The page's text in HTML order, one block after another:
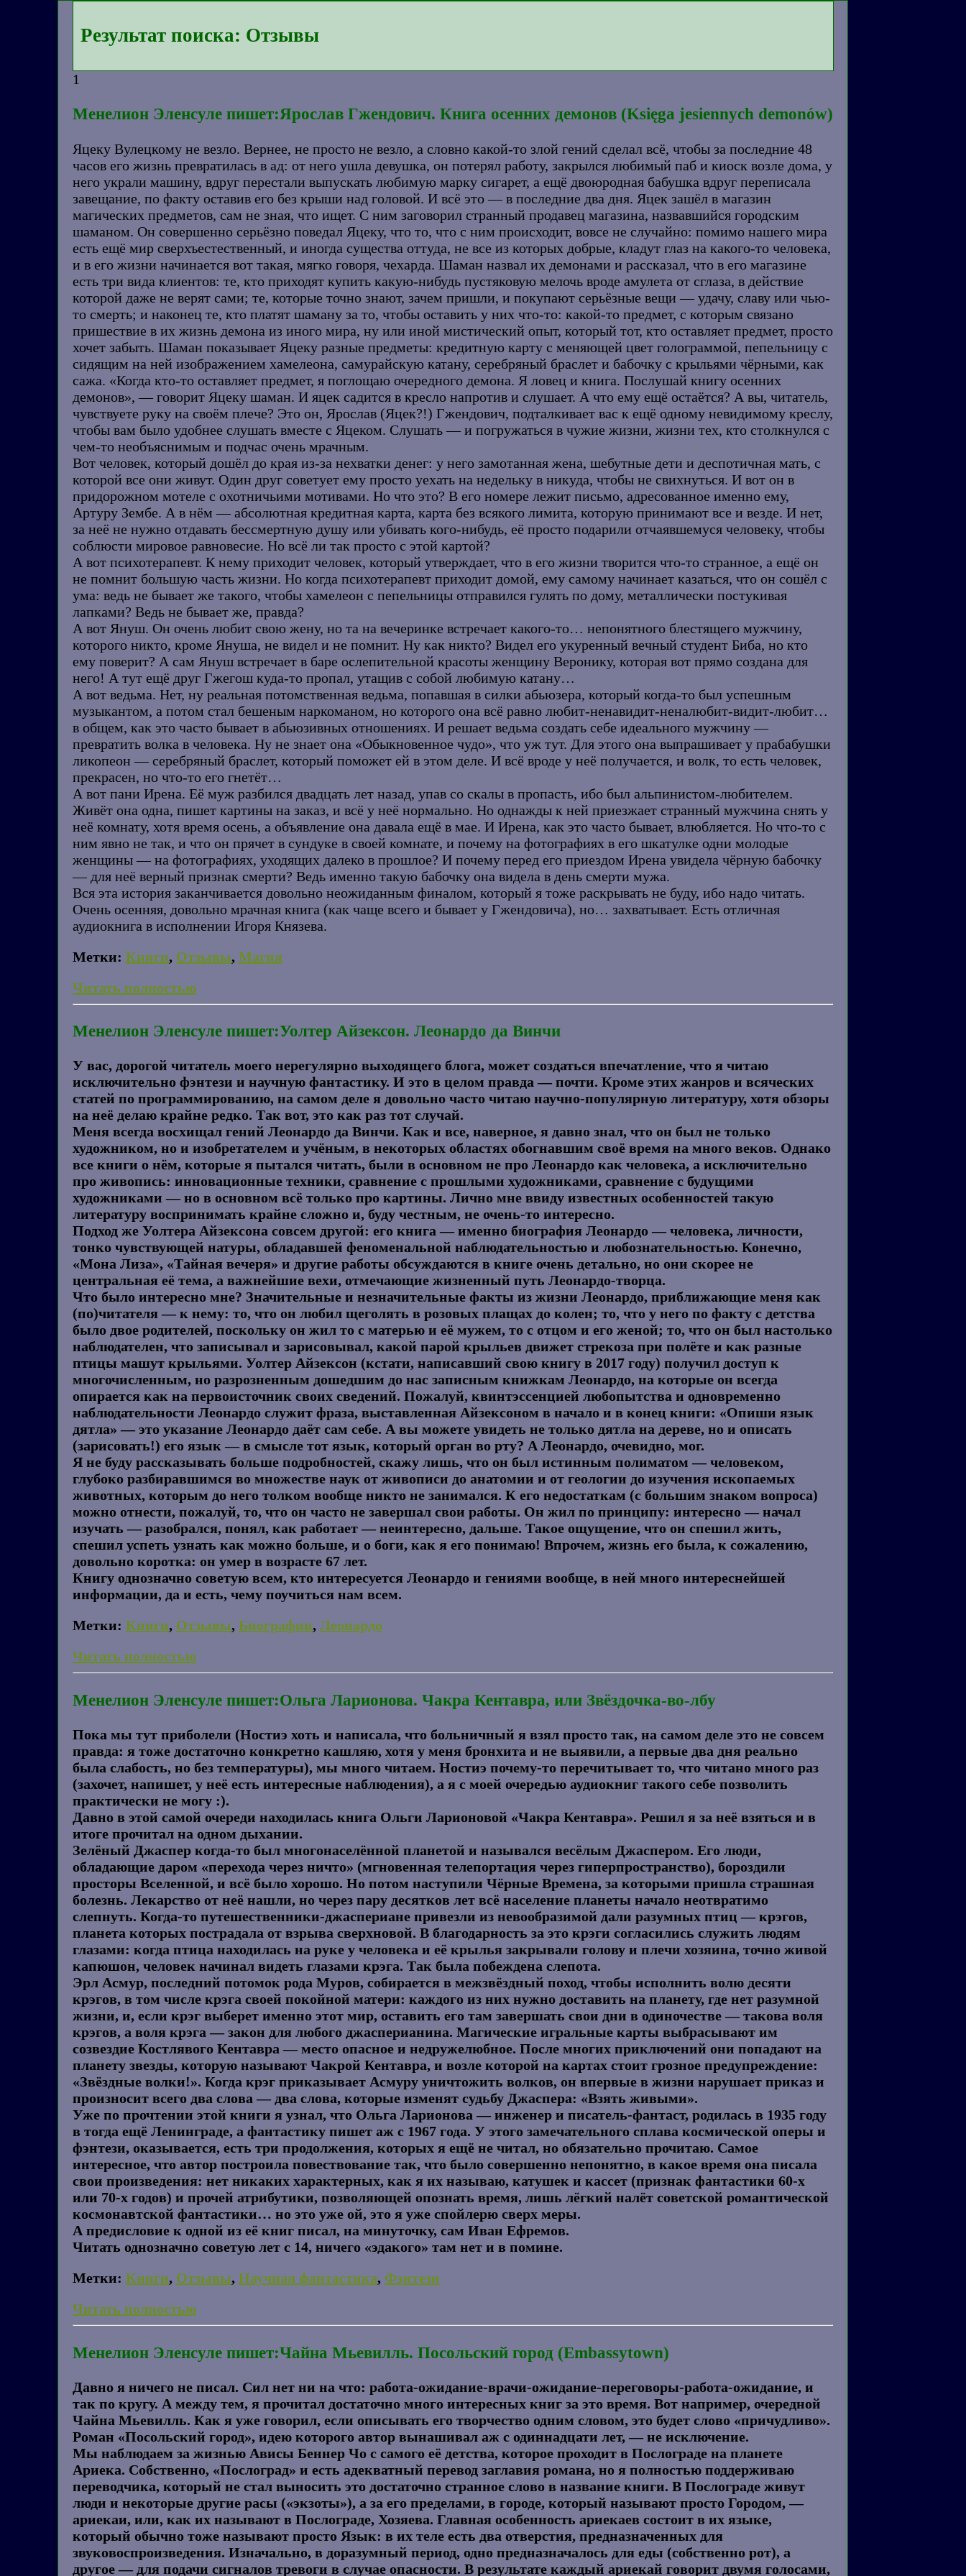
Результат поиска: Отзывы
1
Менелион Эленсуле пишет:Ярослав Гжендович. Книга осенних демонов (Księga jesiennych demonów)
Яцеку Вулецкому не везло. Вернее, не просто не везло, а словно какой-то злой гений сделал всё, чтобы за последние 48
часов его жизнь превратилась в ад: от него ушла девушка, он потерял работу, закрылся любимый паб и киоск возле дома, у
него украли машину, вдруг перестали выпускать любимую марку сигарет, а ещё двоюродная бабушка вдруг переписала
завещание, по факту оставив его без крыши над головой. И всё это — в последние два дня. Яцек зашёл в магазин
магических предметов, сам не зная, что ищет. С ним заговорил странный продавец магазина, назвавшийся городским
шаманом. Он совершенно серьёзно поведал Яцеку, что то, что с ним происходит, вовсе не случайно: помимо нашего мира
есть ещё мир сверхъестественный, и иногда существа оттуда, не все из которых добрые, кладут глаз на какого-то человека,
и в его жизни начинается вот такая, мягко говоря, чехарда. Шаман назвал их демонами и рассказал, что в его магазине
есть три вида клиентов: те, кто приходят купить какую-нибудь пустяковую мелочь вроде амулета от сглаза, в действие
которой даже не верят сами; те, которые точно знают, зачем пришли, и покупают серьёзные вещи — удачу, славу или чью-
то смерть; и наконец те, кто платят шаману за то, чтобы оставить у них что-то: какой-то предмет, с которым связано
пришествие в их жизнь демона из иного мира, ну или иной мистический опыт, который тот, кто оставляет предмет, просто
хочет забыть. Шаман показывает Яцеку разные предметы: кредитную карту с меняющей цвет голограммой, пепельницу с
сидящим на ней изображением хамелеона, самурайскую катану, серебряный браслет и бабочку с крыльями чёрными, как
сажа. «Когда кто-то оставляет предмет, я поглощаю очередного демона. Я ловец и книга. Послушай книгу осенних
демонов», — говорит Яцеку шаман. И яцек садится в кресло напротив и слушает. А что ему ещё остаётся? А вы, читатель,
чувствуете руку на своём плече? Это он, Ярослав (Яцек?!) Гжендович, подталкивает вас к ещё одному невидимому креслу,
чтобы вам было удобнее слушать вместе с Яцеком. Слушать — и погружаться в чужие жизни, жизни тех, кто столкнулся с
чем-то необъяснимым и подчас очень мрачным.
Вот человек, который дошёл до края из-за нехватки денег: у него замотанная жена, шебутные дети и деспотичная мать, с
которой все они живут. Один друг советует ему просто уехать на недельку в никуда, чтобы не свихнуться. И вот он в
придорожном мотеле с охотничьими мотивами. Но что это? В его номере лежит письмо, адресованное именно ему,
Артуру Зембе. А в нём — абсолютная кредитная карта, карта без всякого лимита, которую принимают все и везде. И нет,
за неё не нужно отдавать бессмертную душу или убивать кого-нибудь, её просто подарили отчаявшемуся человеку, чтобы
соблюсти мировое равновесие. Но всё ли так просто с этой картой?
А вот психотерапевт. К нему приходит человек, который утверждает, что в его жизни творится что-то странное, а ещё он
не помнит большую часть жизни. Но когда психотерапевт приходит домой, ему самому начинает казаться, что он сошёл с
ума: ведь не бывает же такого, чтобы хамелеон с пепельницы отправился гулять по дому, металлически постукивая
лапками? Ведь не бывает же, правда?
А вот Януш. Он очень любит свою жену, но та на вечеринке встречает какого-то… непонятного блестящего мужчину,
которого никто, кроме Януша, не видел и не помнит. Ну как никто? Видел его укуренный вечный студент Биба, но кто
ему поверит? А сам Януш встречает в баре ослепительной красоты женщину Веронику, которая вот прямо создана для
него! А тут ещё друг Гжегош куда-то пропал, утащив с собой любимую катану…
А вот ведьма. Нет, ну реальная потомственная ведьма, попавшая в силки абьюзера, который когда-то был успешным
музыкантом, а потом стал бешеным наркоманом, но которого она всё равно любит-ненавидит-неналюбит-видит-любит…
в общем, как это часто бывает в абьюзивных отношениях. И решает ведьма создать себе идеального мужчину —
превратить волка в человека. Ну не знает она «Обыкновенное чудо», что уж тут. Для этого она выпрашивает у прабабушки
ликопеон — серебряный браслет, который поможет ей в этом деле. И всё вроде у неё получается, и волк, то есть человек,
прекрасен, но что-то его гнетёт…
А вот пани Ирена. Её муж разбился двадцать лет назад, упав со скалы в пропасть, ибо был альпинистом-любителем.
Живёт она одна, пишет картины на заказ, и всё у неё нормально. Но однажды к ней приезжает странный мужчина снять у
неё комнату, хотя время осень, а объявление она давала ещё в мае. И Ирена, как это часто бывает, влюбляется. Но что-то с
ним явно не так, и что он прячет в сундуке в своей комнате, и почему на фотографиях в его шкатулке одни молодые
женщины — на фотографиях, уходящих далеко в прошлое? И почему перед его приездом Ирена увидела чёрную бабочку
— для неё верный признак смерти? Ведь именно такую бабочку она видела в день смерти мужа.
Вся эта история заканчивается довольно неожиданным финалом, который я тоже раскрывать не буду, ибо надо читать.
Очень осенняя, довольно мрачная книга (как чаще всего и бывает у Гжендовича), но… захватывает. Есть отличная
аудиокнига в исполнении Игоря Князева.
Метки: Книги, Отзывы, Магия
Читать полностью
Менелион Эленсуле пишет:Уолтер Айзексон. Леонардо да Винчи
У вас, дорогой читатель моего нерегулярно выходящего блога, может создаться впечатление, что я читаю
исключительно фэнтези и научную фантастику. И это в целом правда — почти. Кроме этих жанров и всяческих
статей по программированию, на самом деле я довольно часто читаю научно-популярную литературу, хотя обзоры
на неё делаю крайне редко. Так вот, это как раз тот случай.
Меня всегда восхищал гений Леонардо да Винчи. Как и все, наверное, я давно знал, что он был не только
художником, но и изобретателем и учёным, в некоторых областях обогнавшим своё время на много веков. Однако
все книги о нём, которые я пытался читать, были в основном не про Леонардо как человека, а исключительно
про живопись: инновационные техники, сравнение с прошлыми художниками, сравнение с будущими
художниками — но в основном всё только про картины. Лично мне ввиду известных особенностей такую
литературу воспринимать крайне сложно и, буду честным, не очень-то интересно.
Подход же Уолтера Айзексона совсем другой: его книга — именно биография Леонардо — человека, личности,
тонко чувствующей натуры, обладавшей феноменальной наблюдательностью и любознательностью. Конечно,
«Мона Лиза», «Тайная вечеря» и другие работы обсуждаются в книге очень детально, но они скорее не
центральная её тема, а важнейшие вехи, отмечающие жизненный путь Леонардо-творца.
Что было интересно мне? Значительные и незначительные факты из жизни Леонардо, приближающие меня как
(по)читателя — к нему: то, что он любил щеголять в розовых плащах до колен; то, что у него по факту с детства
было двое родителей, поскольку он жил то с матерью и её мужем, то с отцом и его женой; то, что он был настолько
наблюдателен, что записывал и зарисовывал, какой парой крыльев движет стрекоза при полёте и как разные
птицы машут крыльями. Уолтер Айзексон (кстати, написавший свою книгу в 2017 году) получил доступ к
многочисленным, но разрозненным дошедшим до нас записным книжкам Леонардо, на которые он всегда
опирается как на первоисточник своих сведений. Пожалуй, квинтэссенцией любопытства и одновременно
наблюдательности Леонардо служит фраза, выставленная Айзексоном в начало и в конец книги: «Опиши язык
дятла» — это указание Леонардо даёт сам себе. А вы можете увидеть не только дятла на дереве, но и описать
(зарисовать!) его язык — в смысле тот язык, который орган во рту? А Леонардо, очевидно, мог.
Я не буду рассказывать больше подробностей, скажу лишь, что он был истинным полиматом — человеком,
глубоко разбиравшимся во множестве наук от живописи до анатомии и от геологии до изучения ископаемых
животных, которым до него толком вообще никто не занимался. К его недостаткам (с большим знаком вопроса)
можно отнести, пожалуй, то, что он часто не завершал свои работы. Он жил по принципу: интересно — начал
изучать — разобрался, понял, как работает — неинтересно, дальше. Такое ощущение, что он спешил жить,
спешил успеть узнать как можно больше, и о боги, как я его понимаю! Впрочем, жизнь его была, к сожалению,
довольно коротка: он умер в возрасте 67 лет.
Книгу однозначно советую всем, кто интересуется Леонардо и гениями вообще, в ней много интереснейшей
информации, да и есть, чему поучиться нам всем.
Метки: Книги, Отзывы, Биографии, Леонардо
Читать полностью
Менелион Эленсуле пишет:Ольга Ларионова. Чакра Кентавра, или Звёздочка-во-лбу
Пока мы тут приболели (Ностиэ хоть и написала, что больничный я взял просто так, на самом деле это не совсем
правда: я тоже достаточно конкретно кашляю, хотя у меня бронхита и не выявили, а первые два дня реально
была слабость, но без температуры), мы много читаем. Ностиэ почему-то перечитывает то, что читано много раз
(захочет, напишет, у неё есть интересные наблюдения), а я с моей очередью аудиокниг такого себе позволить
практически не могу :).
Давно в этой самой очереди находилась книга Ольги Ларионовой «Чакра Кентавра». Решил я за неё взяться и в
итоге прочитал на одном дыхании.
Зелёный Джаспер когда-то был многонаселённой планетой и назывался весёлым Джаспером. Его люди,
обладающие даром «перехода через ничто» (мгновенная телепортация через гиперпространство), бороздили
просторы Вселенной, и всё было хорошо. Но потом наступили Чёрные Времена, за которыми пришла страшная
болезнь. Лекарство от неё нашли, но через пару десятков лет всё население планеты начало неотвратимо
слепнуть. Когда-то путешественники-джаспериане привезли из невообразимой дали разумных птиц — крэгов,
планета которых пострадала от взрыва сверхновой. В благодарность за это крэги согласились служить людям
глазами: когда птица находилась на руке у человека и её крылья закрывали голову и плечи хозяина, точно живой
капюшон, человек начинал видеть глазами крэга. Так была побеждена слепота.
Эрл Асмур, последний потомок рода Муров, собирается в межзвёздный поход, чтобы исполнить волю десяти
крэгов, в том числе крэга своей покойной матери: каждого из них нужно доставить на планету, где нет разумной
жизни, и, если крэг выберет именно этот мир, оставить его там завершать свои дни в одиночестве — такова воля
крэгов, а воля крэга — закон для любого джасперианина. Магические игральные карты выбрасывают им
созвездие Костлявого Кентавра — место опасное и недружелюбное. После многих приключений они попадают на
планету звезды, которую называют Чакрой Кентавра, и возле которой на картах стоит грозное предупреждение:
«Звёздные волки!». Когда крэг приказывает Асмуру уничтожить волков, он впервые в жизни нарушает приказ и
произносит всего два слова — два слова, которые изменят судьбу Джаспера: «Взять живыми».
Уже по прочтении этой книги я узнал, что Ольга Ларионова — инженер и писатель-фантаст, родилась в 1935 году
в тогда ещё Ленинграде, а фантастику пишет аж с 1967 года. У этого замечательного сплава космической оперы и
фэнтези, оказывается, есть три продолжения, которых я ещё не читал, но обязательно прочитаю. Самое
интересное, что автор построила повествование так, что было совершенно непонятно, в какое время она писала
свои произведения: нет никаких характерных, как я их называю, катушек и кассет (признак фантастики 60-х
или 70-х годов) и прочей атрибутики, позволяющей опознать время, лишь лёгкий налёт советской романтической
космонавтской фантастики… но это уже ой, это я уже спойлерю сверх меры.
А предисловие к одной из её книг писал, на минуточку, сам Иван Ефремов.
Читать однозначно советую лет с 14, ничего «эдакого» там нет и в помине.
Метки: Книги, Отзывы, Научная фантастика, Фэнтези
Читать полностью
Менелион Эленсуле пишет:Чайна Мьевилль. Посольский город (Embassytown)
Давно я ничего не писал. Сил нет ни на что: работа-ожидание-врачи-ожидание-переговоры-работа-ожидание, и
так по кругу. А между тем, я прочитал достаточно много интересных книг за это время. Вот например, очередной
Чайна Мьевилль. Как я уже говорил, если описывать его творчество одним словом, это будет слово «причудливо».
Роман «Посольский город», идею которого автор вынашивал аж с одиннадцати лет, — не исключение.
Мы наблюдаем за жизнью Ависы Беннер Чо с самого её детства, которое проходит в Послограде на планете
Ариека. Собственно, «Послоград» и есть адекватный перевод заглавия романа, но я полностью поддерживаю
переводчика, который не стал выносить это достаточно странное слово в название книги. В Послограде живут
люди и некоторые другие расы («экзоты»), а за его пределами, в городе, который называют просто Городом, —
ариекаи, или, как их называют в Послограде, Хозяева. Главная особенность ариекаев состоит в их языке,
который обычно тоже называют просто Язык: в их теле есть два отверстия, предназначенных для
звуковоспроизведения. Изначально, в доразумный период, одно предназначалось для еды (собственно рот), а
другое — для подачи сигналов тревоги в случае опасности. В результате каждый ариекай говорит двумя голосами,